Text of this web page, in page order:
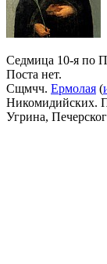
Седмица 10-я по
Поста нет.
Сщмчч. Ермолая (
Никомидийских.
Угрина,